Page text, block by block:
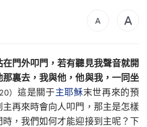
門外叩門，若有聽見我聲音就開
那裏去，我與他，他與我，一同坐
）這是關于主耶穌末世再來的預
再來時會向人叩門，那主是怎樣
，我們如何才能迎接到主呢？下